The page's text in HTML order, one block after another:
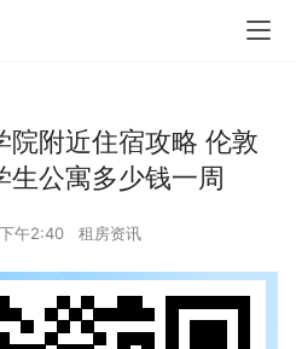
院附近住宿攻略 伦敦
生公寓多少钱一周
午2:40 租房资讯